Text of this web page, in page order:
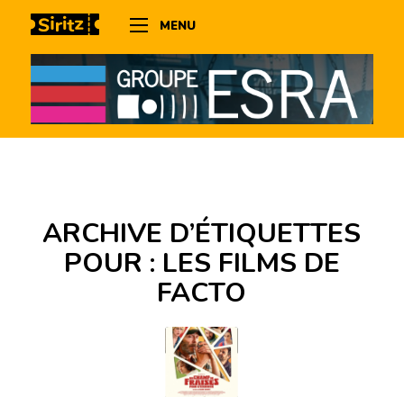
MENU
ARCHIVE D’ÉTIQUETTES
POUR : LES FILMS DE
FACTO